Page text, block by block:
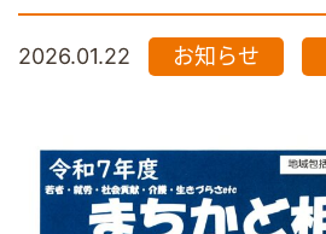
2026.01.22 お知らせ